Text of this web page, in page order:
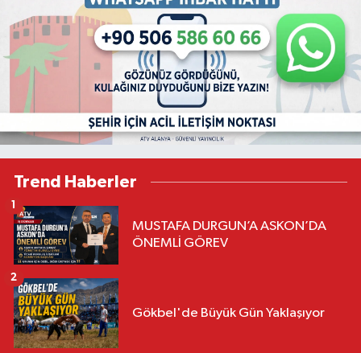
Trend Haberler
MUSTAFA DURGUN’A ASKON’DA
ÖNEMLİ GÖREV
1
Gökbel'de Büyük Gün Yaklaşıyor
2